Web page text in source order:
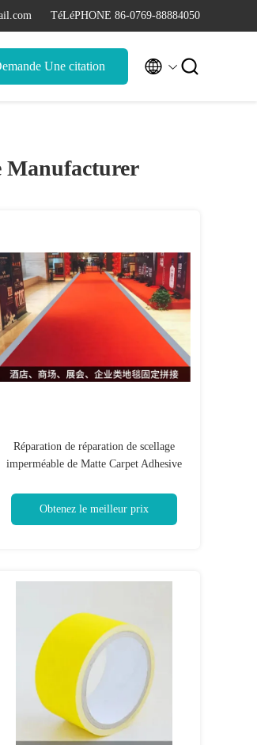
TéLéPHONE 86-0769-88884050
Une citation  
Manufacturer
Réparation de réparation de scellage
imperméable de Matte Carpet Adhesive
Obtenez le meilleur prix